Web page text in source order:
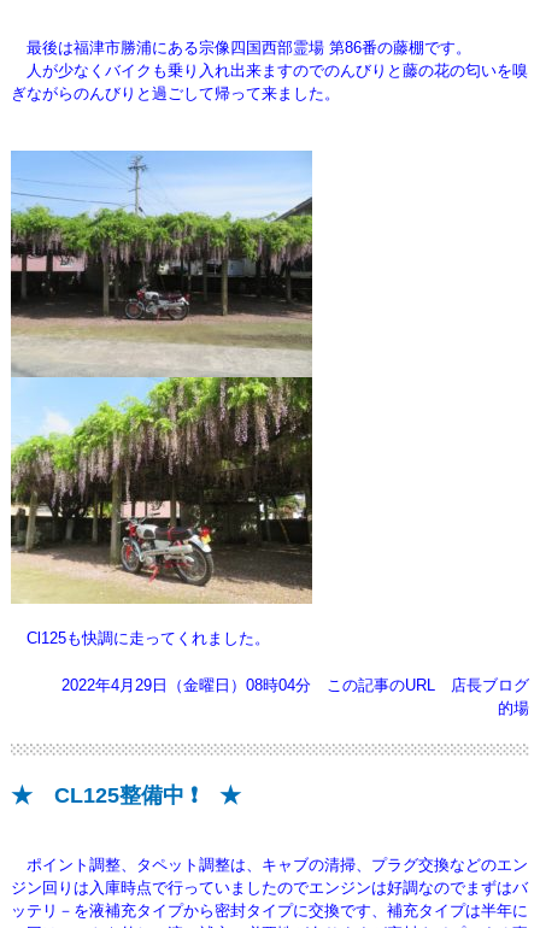
最後は福津市勝浦にある宗像四国西部霊場 第86番の藤棚です。
人が少なくバイクも乗り入れ出来ますのでのんびりと藤の花の匂いを嗅
ぎながらのんびりと過ごして帰って来ました。
Cl125も快調に走ってくれました。
2022年4月29日（金曜日）08時04分 この記事のURL
店長ブログ
的場
★ CL125整備中 ❗ ★
ポイント調整、タペット調整は、キャブの清掃、プラグ交換などのエン
ジン回りは入庫時点で行っていましたのでエンジンは好調なのでまずはバ
ッテリ－を液補充タイプから密封タイプに交換です、補充タイプは半年に